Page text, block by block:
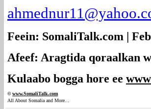
Feein: SomaliTalk.com |
Afeef: Aragtida qoraalkan
Kulaabo bogga hore ee
©www.SomaliTalk.com
All About Somalia and More.. .